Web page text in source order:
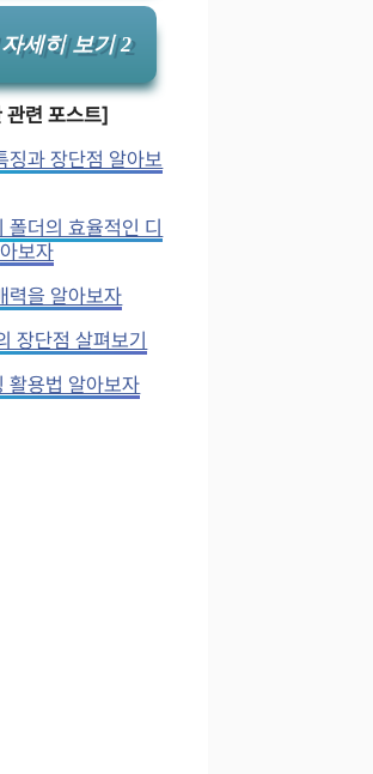
세히 보기 2
관련 포스트]
징과 장단점 알아보
폴더의 효율적인 디
보자
력을 알아보자
장단점 살펴보기
활용법 알아보자